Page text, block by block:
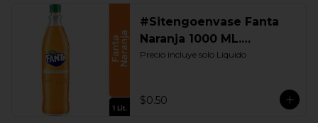
#Sitengoenvase Fanta
Naranja 1000 ML.
Retornable
Precio incluye solo Liquido
$0.50